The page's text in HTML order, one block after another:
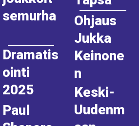
semurha
Dramatis
ointi
2025
Paul
Ohjaus
Jukka
Keinone
n
Keski-
Uudenm